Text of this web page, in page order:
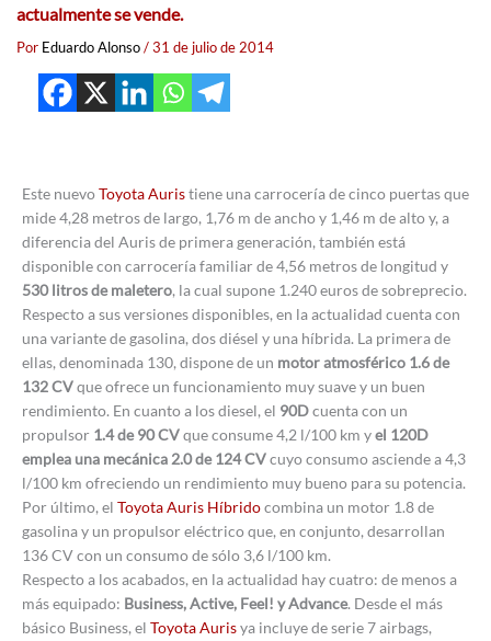
actualmente se vende.
Por Eduardo Alonso/31 de julio de 2014
Este nuevoToyota Auristiene una carrocería de cinco puertas que
mide 4,28 metros de largo, 1,76 m de ancho y 1,46 m de alto y, a
diferencia del Auris de primera generación, también está
disponible con carrocería familiar de 4,56 metros de longitud y
530 litros de maletero, la cual supone 1.240 euros de sobreprecio.
Respecto a sus versiones disponibles, en la actualidad cuenta con
una variante de gasolina, dos diésel y una híbrida. La primera de
ellas, denominada 130, dispone de un motor atmosférico 1.6 de
132 CVque ofrece un funcionamiento muy suave y un buen
rendimiento. En cuanto a los diesel, el 90Dcuenta con un
propulsor 1.4 de 90 CVque consume 4,2 l/100 km yel 120D
emplea una mecánica 2.0 de 124 CVcuyo consumo asciende a 4,3
l/100 km ofreciendo un rendimiento muy bueno para su potencia.
Por último, el Toyota Auris Híbridocombina un motor 1.8 de
gasolina y un propulsor eléctrico que, en conjunto, desarrollan
136 CV con un consumo de sólo 3,6 l/100 km.
Respecto a los acabados, en la actualidad hay cuatro: de menos a
más equipado: Business, Active, Feel! y Advance. Desde el más
básico Business, el Toyota Aurisya incluye de serie 7 airbags,